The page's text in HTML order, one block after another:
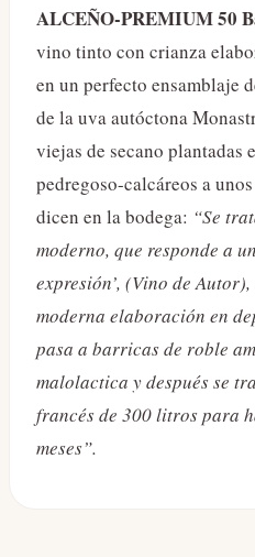
ALCEÑO-PREMIUM 50
vino tinto con crianza
en un perfecto ensamblaje
de la uva autóctona
viejas de secano plantadas
pedregoso-calcáreos a
dicen en la bodega: “Se
moderno, que responde a
expresión’, (Vino de
moderna elaboración en
pasa a barricas de roble
malolactica y después se
francés de 300 litros para
meses”.